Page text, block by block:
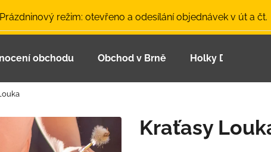
režim: otevřeno a odesílání objednávek v út a čt.
obchodu Obchod v Brně Holky Dupeťačky
Kraťasy
Co potřebujete najít?